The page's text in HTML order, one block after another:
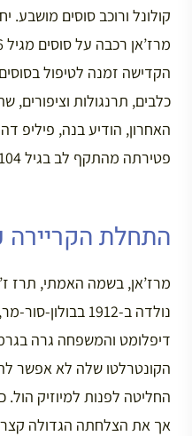
קולונל ורוכב סוסים
הקדישה זמנה לטיפול
פטירתה מהתקף לב בגיל 104, בביתה בברביזון.
התחלת הקריירה
נולדה ב-1912
דיפלומט והמשפחה גרה
הקונטרלטו שלה לא אפשר
אך את הצלחתה הגדולה